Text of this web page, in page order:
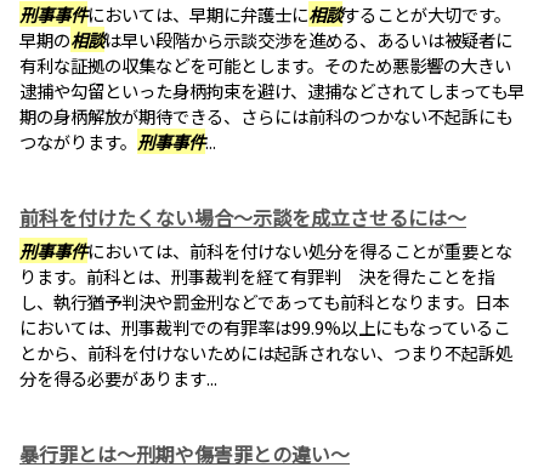
刑事事件においては、早期に弁護士に相談することが大切です。
早期の相談は早い段階から示談交渉を進める、あるいは被疑者に
有利な証拠の収集などを可能とします。そのため悪影響の大きい
逮捕や勾留といった身柄拘束を避け、逮捕などされてしまっても早
期の身柄解放が期待できる、さらには前科のつかない不起訴にも
つながります。 刑事事件...
前科を付けたくない場合～示談を成立させるには～
刑事事件においては、前科を付けない処分を得ることが重要とな
ります。前科とは、刑事裁判を経て有罪判 決を得たことを指
し、執行猶予判決や罰金刑などであっても前科となります。日本
においては、刑事裁判での有罪率は99.9%以上にもなっているこ
とから、前科を付けないためには起訴されない、つまり不起訴処
分を得る必要があります...
暴行罪とは～刑期や傷害罪との違い～